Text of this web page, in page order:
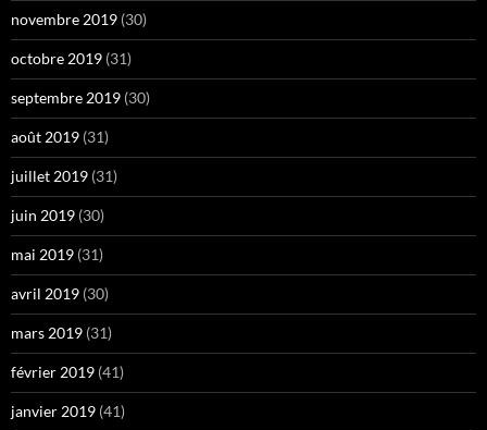
novembre 2019 (30)
octobre 2019 (31)
septembre 2019 (30)
août 2019 (31)
juillet 2019 (31)
juin 2019 (30)
mai 2019 (31)
avril 2019 (30)
mars 2019 (31)
février 2019 (41)
janvier 2019 (41)